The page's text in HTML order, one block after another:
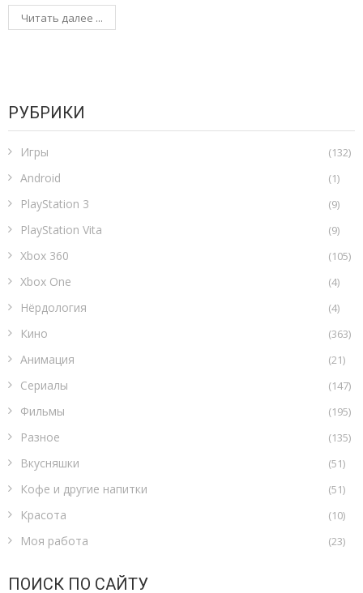
Читать далее ...
РУБРИКИ
Игры (132)
Android (1)
PlayStation 3 (9)
PlayStation Vita (9)
Xbox 360 (105)
Xbox One (4)
Нёрдология (4)
Кино (363)
Анимация (21)
Сериалы (147)
Фильмы (195)
Разное (135)
Вкусняшки (51)
Кофе и другие напитки (51)
Красота (10)
Моя работа (23)
ПОИСК ПО САЙТУ